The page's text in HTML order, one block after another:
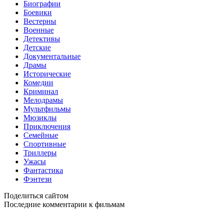
Биографии
Боевики
Вестерны
Военные
Детективы
Детские
Документальные
Драмы
Исторические
Комедии
Криминал
Мелодрамы
Мультфильмы
Мюзиклы
Приключения
Семейные
Спортивные
Триллеры
Ужасы
Фантастика
Фэнтези
Поделиться сайтом
Последние комментарии к фильмам